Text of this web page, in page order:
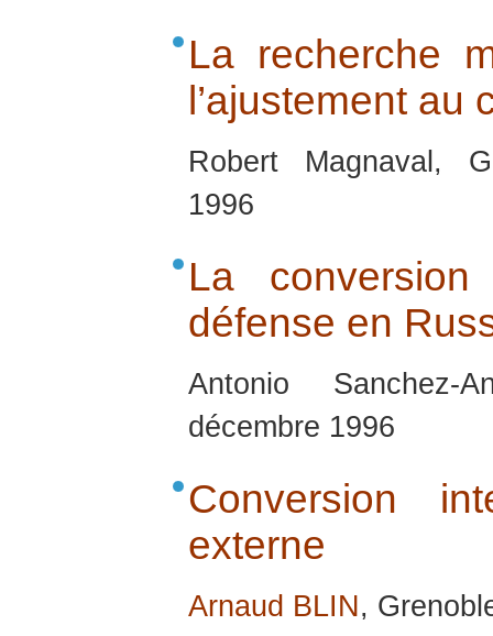
La recherche
l’ajustement au
Robert Magnaval,
1996
La
défense en
Antonio Sanchez-
décembre 1996
Conversion
externe
Arnaud BLIN,